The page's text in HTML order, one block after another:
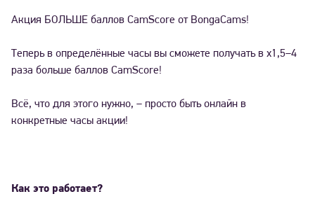
Акция БОЛЬШЕ баллов CamScore от BongaCams!
Теперь в определённые часы вы сможете получать в х1,5–4
раза больше баллов CamScore!
Всё, что для этого нужно, – просто быть онлайн в
конкретные часы акции!
Как это работает?